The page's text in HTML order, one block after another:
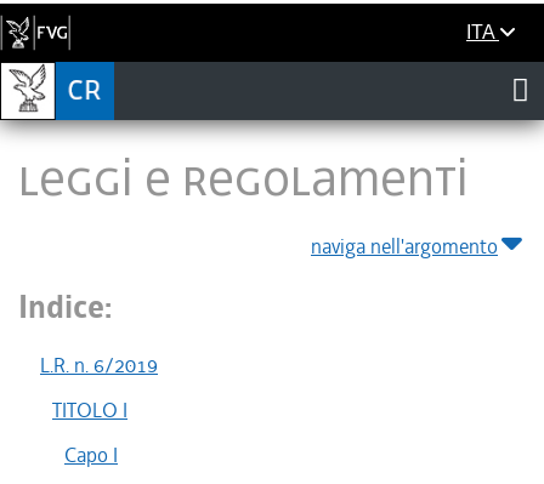
ITA
LEGGI E REGOLAMENTI
naviga nell'argomento
Indice:
L.R. n. 6/2019
TITOLO I
Capo I